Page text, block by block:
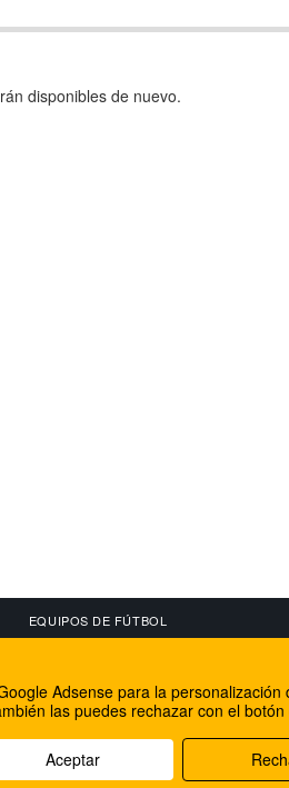
disponibles de nuevo.
EQUIPOS DE FÚTBOL
Facebook
Twitter
Adsense para la
las puedes rechazar con el botón
Aceptar